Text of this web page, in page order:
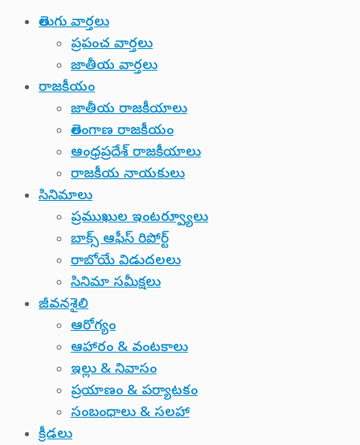
తెలుగు వార్తలు
ప్రపంచ వార్తలు
జాతీయ వార్తలు
రాజకీయం
జాతీయ రాజకీయాలు
తెలంగాణ రాజకీయం
ఆంధ్రప్రదేశ్ రాజకీయాలు
రాజకీయ నాయకులు
సినిమాలు
ప్రముఖుల ఇంటర్వ్యూలు
బాక్స్ ఆఫీస్ రిపోర్ట్
రాబోయే విడుదలలు
సినిమా సమీక్షలు
జీవనశైలి
ఆరోగ్యం
ఆహారం & వంటకాలు
ఇల్లు & నివాసం
ప్రయాణం & పర్యాటకం
సంబంధాలు & సలహా
క్రీడలు